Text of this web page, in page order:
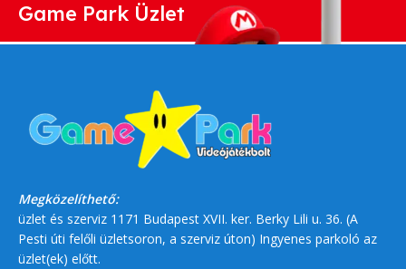
Game Park Üzlet
Megközelíthető:
üzlet és szerviz 1171 Budapest XVII. ker. Berky Lili u. 36. (A
Pesti úti felőli üzletsoron, a szerviz úton) Ingyenes parkoló az
üzlet(ek) előtt.